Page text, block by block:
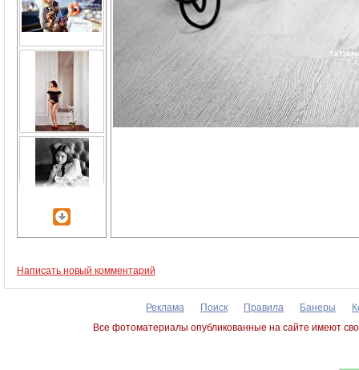
Написать новый комментарий
Реклама Поиск Правила Банеры
Все фотоматериалы опубликованные на сайте имеют